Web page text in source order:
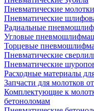
Пневматические молотки
Пневматические
Радиальные
Угловые
Торцевые
Пневматические
Пневматические
Расходные материалы
Запчасти для молотков
Комплектующие к
бетоноломам